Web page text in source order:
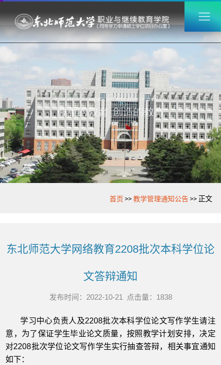
首页 >>教学管理通知公告>> 正文
东北师范大学网络教育2208批次本科学位论
文答辩通知
发布时间：2022-10-21 点击量： 1838
学习中心负责人及2208批次本科学位论文写作学生请注
意，为了保证学生毕业论文质量，按照教学计划安排，决定
对2208批次学位论文写作学生实行抽查答辩，相关事宜通知
如下：